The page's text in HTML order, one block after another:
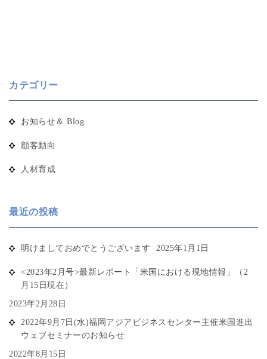
カテゴリー
お知らせ＆ Blog
顧客動向
人材育成
最近の投稿
明けましておめでとうございます 2025年1月1日
<2023年2月号>最新レポート「米国における現地情報」（2
月15日現在）
2023年2月28日
2022年9月7日(水)福岡アジアビジネスセンター主催米国進出
ウェブセミナーのお知らせ
2022年8月15日